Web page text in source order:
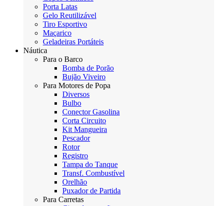
Porta Latas
Gelo Reutilizável
Tiro Esportivo
Maçarico
Geladeiras Portáteis
Náutica
Para o Barco
Bomba de Porão
Bujão Viveiro
Para Motores de Popa
Diversos
Bulbo
Conector Gasolina
Corta Circuito
Kit Mangueira
Pescador
Rotor
Registro
Tampa do Tanque
Transf. Combustível
Orelhão
Puxador de Partida
Para Carretas